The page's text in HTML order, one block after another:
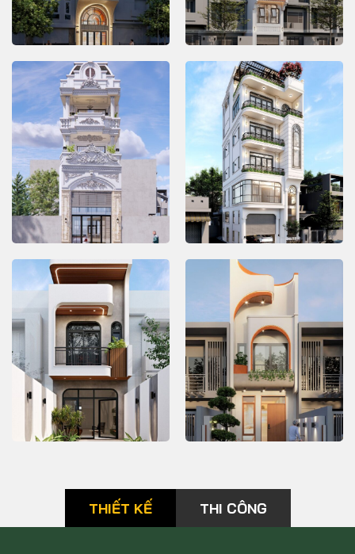
THIẾT KẾ & THI CÔNG
NHÀ PHỐ – NP485
Dự án: Tư vấn thiết kế và
thi công nhà ở gia đình chị
Trang | Quy mô: 6 tầng 1
tum | Phong cách: Tân cổ
điển
Xem thêm
THIẾT KẾ & THI CÔNG
NHÀ PHỐ – NP490
Dự án: Thiết kế và thi công
nhà ở gia đình anh Đôn |
Quy mô: 7 tầng | Phong
cách: Tân cổ điển
Xem thêm
THIẾT KẾ & THI CÔNG
NHÀ PHỐ – NP400
Chủ đầu tư: Chú Minh - Địa
chỉ : Ngọc Lâm, Long Biên,
Hà Nội - Hạng Mục: Thiết kế
– Thi Công Trọn Gói - Diện
tích 1 sàn: 118 m2 - Tổng
diện tích: 620 m2 - Đơn giá:
Xem thêm
THIẾT KẾ & THI CÔNG
NHÀ PHỐ – NP401
Chủ đầu tư: Anh Dân chị
Hương Địa chỉ : Việt Hưng
– Long Biên– Hà Nội Hạng
Mục: Thiết kế – Thi Công
Trọn Gói Diện tích sàn: 98
m2
Xem thêm
THIẾT KẾ & THI CÔNG
THIẾT KẾ & THI CÔNG
THIẾT KẾ THI CÔNG